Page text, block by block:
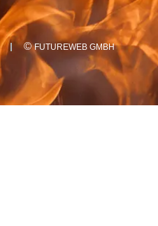
©FUTUREWEB GMBH